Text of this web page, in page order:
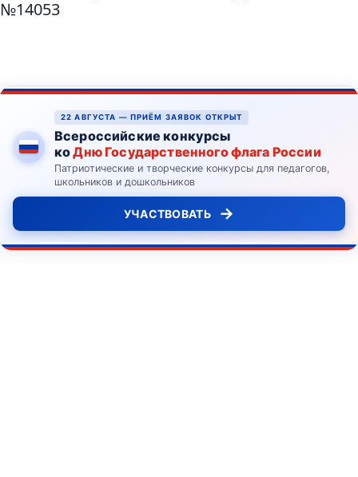
№14053
22 АВГУСТА — ПРИЁМ ЗАЯВОК ОТКРЫТ
Всероссийские конкурсы
коДню Государственного флага России
Патриотические и творческие конкурсы для педагогов,
школьников и дошкольников
УЧАСТВОВАТЬ →